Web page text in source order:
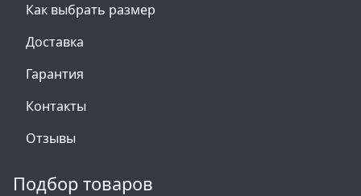
Как выбрать размер
Доставка
Гарантия
Контакты
Отзывы
Подбор товаров